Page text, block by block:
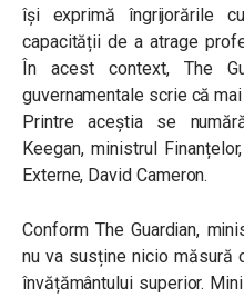
își exprimă îngrijorările
capacității de a atrage
În acest context, The
guvernamentale scrie că
Printre aceștia se
Keegan, ministrul
Externe, David Cameron.
Conform The Guardian,
nu va susține nicio măsură
învățământului superior.